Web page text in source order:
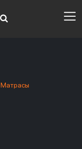
Матрасы